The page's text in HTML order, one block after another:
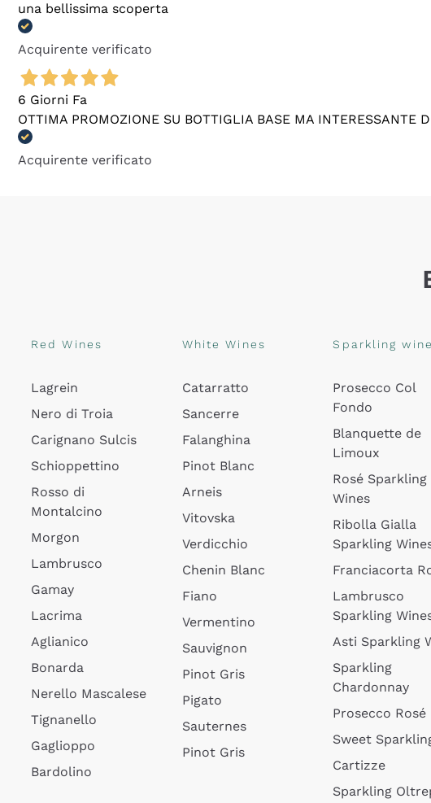
una bellissima scoperta
Acquirente verificato
6 Giorni Fa
OTTIMA PROMOZIONE SU BOTTIGLIA BASE MA INTERESSANTE
Acquirente verificato
Red Wines
Lagrein
Nero di Troia
Carignano Sulcis
Schioppettino
Rosso di
Montalcino
Morgon
Lambrusco
Gamay
Lacrima
Aglianico
Bonarda
Nerello Mascalese
Tignanello
Gaglioppo
Bardolino
White Wines
Catarratto
Sancerre
Falanghina
Pinot Blanc
Arneis
Vitovska
Verdicchio
Chenin Blanc
Fiano
Vermentino
Sauvignon
Pinot Gris
Pigato
Sauternes
Pinot Gris
Sparkling
Prosecco Col
Fondo
Blanquette de
Limoux
Rosé Sparkling
Wines
Ribolla Gialla
Sparkling
Franciacorta
Lambrusco
Sparkling
Asti Sparkling
Sparkling
Chardonnay
Prosecco Rosé
Sweet
Cartizze
Sparkling